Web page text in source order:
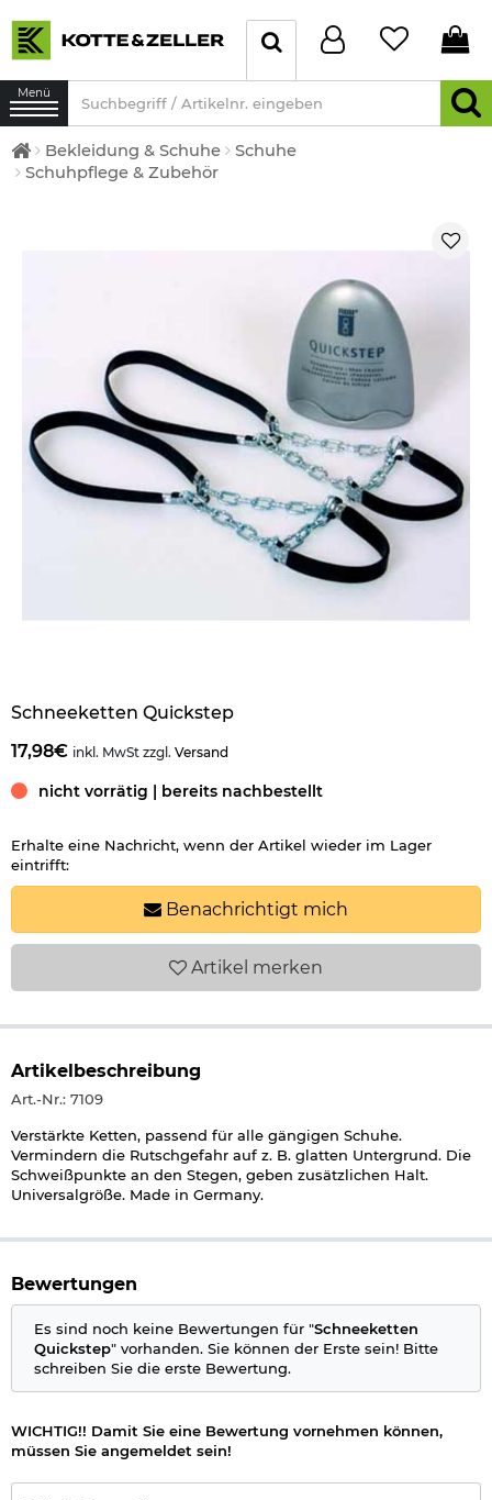
Menü
Bekleidung & Schuhe
Schuhe
Schuhpflege & Zubehör
Schneeketten Quickstep
17,98€ inkl. MwSt zzgl. Versand
nicht vorrätig | bereits nachbestellt
Erhalte eine Nachricht, wenn der Artikel wieder im Lager
eintrifft:
Benachrichtigt mich
Artikel merken
Artikelbeschreibung
Art.-Nr.: 7109
Verstärkte Ketten, passend für alle gängigen Schuhe.
Vermindern die Rutschgefahr auf z. B. glatten Untergrund. Die
Schweißpunkte an den Stegen, geben zusätzlichen Halt.
Universalgröße. Made in Germany.
Bewertungen
Es sind noch keine Bewertungen für "Schneeketten
Quickstep" vorhanden. Sie können der Erste sein! Bitte
schreiben Sie die erste Bewertung.
WICHTIG!! Damit Sie eine Bewertung vornehmen können,
müssen Sie angemeldet sein!